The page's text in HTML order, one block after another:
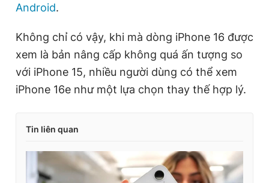
Android.
Không chỉ có vậy, khi mà dòng iPhone 16 được
xem là bản nâng cấp không quá ấn tượng so
với iPhone 15, nhiều người dùng có thể xem
iPhone 16e như một lựa chọn thay thế hợp lý.
Tin liên quan